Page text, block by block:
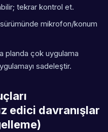
tekrar kontrol et.
mikrofon/konum
planda çok uygulama
sadeleştir.
edici davranışlar